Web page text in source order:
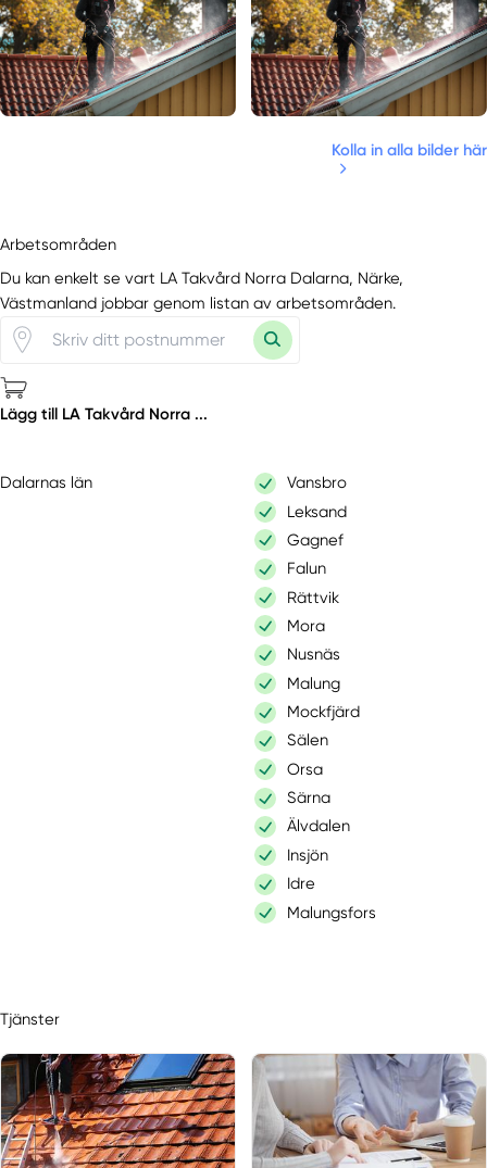
Kolla in alla bilder här
Arbetsområden
Du kan enkelt se vart LA Takvård Norra Dalarna, Närke,
Västmanland jobbar genom listan av arbetsområden.
Lägg till LA Takvård Norra ...
Dalarnas län
Vansbro
Leksand
Gagnef
Falun
Rättvik
Mora
Nusnäs
Malung
Mockfjärd
Sälen
Orsa
Särna
Älvdalen
Insjön
Idre
Malungsfors
Sågmyra
Svärdsjö
Dala-floda
Bjursås
Tjänster